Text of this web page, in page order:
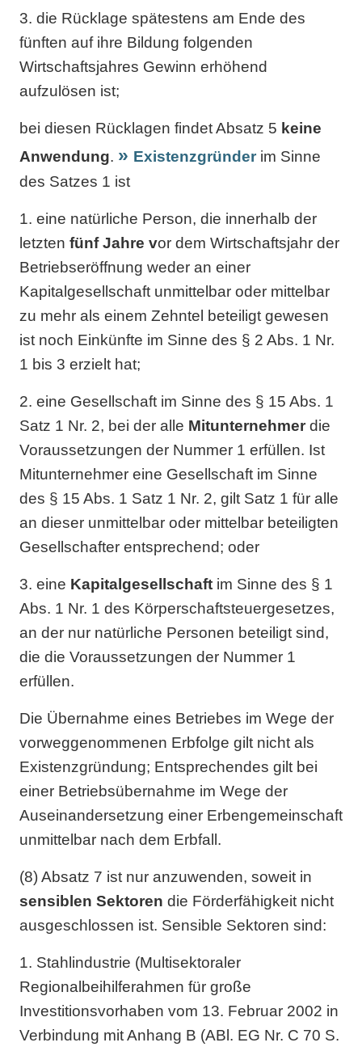
3. die Rücklage spätestens am Ende des
fünften auf ihre Bildung folgenden
Wirtschaftsjahres Gewinn erhöhend
aufzulösen ist;
bei diesen Rücklagen findet Absatz 5 keine
Anwendung. Existenzgründer im Sinne
des Satzes 1 ist
1. eine natürliche Person, die innerhalb der
letzten fünf Jahre vor dem Wirtschaftsjahr der
Betriebseröffnung weder an einer
Kapitalgesellschaft unmittelbar oder mittelbar
zu mehr als einem Zehntel beteiligt gewesen
ist noch Einkünfte im Sinne des § 2 Abs. 1 Nr.
1 bis 3 erzielt hat;
2. eine Gesellschaft im Sinne des § 15 Abs. 1
Satz 1 Nr. 2, bei der alle Mitunternehmer die
Voraussetzungen der Nummer 1 erfüllen. Ist
Mitunternehmer eine Gesellschaft im Sinne
des § 15 Abs. 1 Satz 1 Nr. 2, gilt Satz 1 für alle
an dieser unmittelbar oder mittelbar beteiligten
Gesellschafter entsprechend; oder
3. eine Kapitalgesellschaft im Sinne des § 1
Abs. 1 Nr. 1 des Körperschaftsteuergesetzes,
an der nur natürliche Personen beteiligt sind,
die die Voraussetzungen der Nummer 1
erfüllen.
Die Übernahme eines Betriebes im Wege der
vorweggenommenen Erbfolge gilt nicht als
Existenzgründung; Entsprechendes gilt bei
einer Betriebsübernahme im Wege der
Auseinandersetzung einer Erbengemeinschaft
unmittelbar nach dem Erbfall.
(8) Absatz 7 ist nur anzuwenden, soweit in
sensiblen Sektoren die Förderfähigkeit nicht
ausgeschlossen ist. Sensible Sektoren sind:
1. Stahlindustrie (Multisektoraler
Regionalbeihilferahmen für große
Investitionsvorhaben vom 13. Februar 2002 in
Verbindung mit Anhang B (ABl. EG Nr. C 70 S.